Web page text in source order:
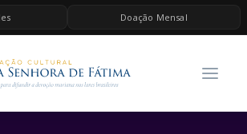
Doação Mensal